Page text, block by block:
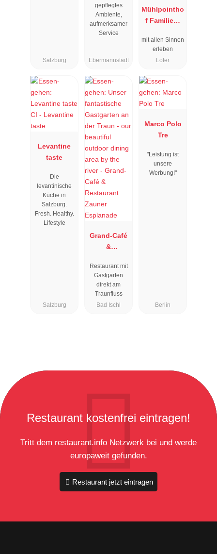
Salzburg
gepflegtes
Ambiente,
aufmerksamer
Service
Ebermannstadt
Mühlpointho
f Familien-
mit allen Sinnen
erleben
Lofer
Levantine
taste
Die
levantinische
Küche in
Salzburg.
Fresh. Healthy.
Lifestyle
Salzburg
Grand-Café
&
Zauner
Esplanade
Restaurant mit
Gastgarten
direkt am
Traunfluss
Bad Ischl
Marco Polo
Tre
"Leistung ist
unsere
Werbung!"
Berlin
Restaurant kostenfrei eintragen!
Tritt dem restaurant.info Netzwerk bei und werde
europaweit gefunden.
Restaurant jetzt eintragen